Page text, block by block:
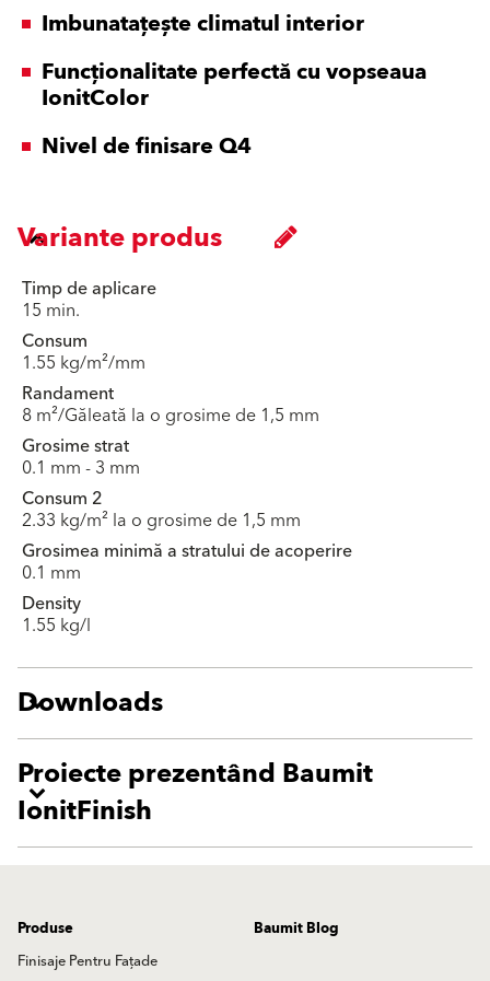
Imbunatațește climatul interior
Funcționalitate perfectă cu vopseaua
IonitColor
Nivel de finisare Q4
Variante produs
Timp de aplicare
15 min.
Consum
1.55 kg/m²/mm
Randament
8 m²/Găleată la o grosime de 1,5 mm
Grosime strat
0.1 mm - 3 mm
Consum 2
2.33 kg/m² la o grosime de 1,5 mm
Grosimea minimă a stratului de acoperire
0.1 mm
Density
1.55 kg/l
Downloads
Proiecte prezentând Baumit
IonitFinish
Produse
Finisaje Pentru Fațade
Baumit Blog